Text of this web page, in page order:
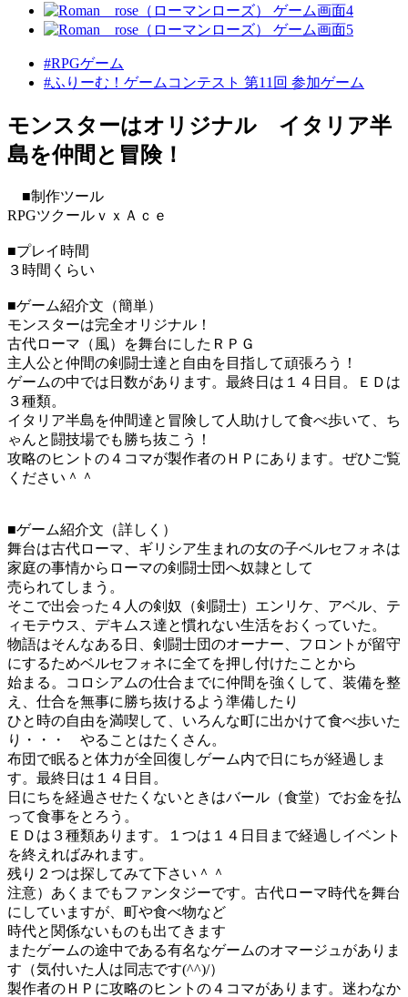
#RPGゲーム
#ふりーむ！ゲームコンテスト 第11回 参加ゲーム
モンスターはオリジナル イタリア半
島を仲間と冒険！
■制作ツール
RPGツクールｖｘＡｃｅ
■プレイ時間
３時間くらい
■ゲーム紹介文（簡単）
モンスターは完全オリジナル！
古代ローマ（風）を舞台にしたＲＰＧ
主人公と仲間の剣闘士達と自由を目指して頑張ろう！
ゲームの中では日数があります。最終日は１４日目。ＥＤは
３種類。
イタリア半島を仲間達と冒険して人助けして食べ歩いて、ち
ゃんと闘技場でも勝ち抜こう！
攻略のヒントの４コマが製作者のＨＰにあります。ぜひご覧
ください＾＾
■ゲーム紹介文（詳しく）
舞台は古代ローマ、ギリシア生まれの女の子ベルセフォネは
家庭の事情からローマの剣闘士団へ奴隷として
売られてしまう。
そこで出会った４人の剣奴（剣闘士）エンリケ、アベル、テ
ィモテウス、デキムス達と慣れない生活をおくっていた。
物語はそんなある日、剣闘士団のオーナー、フロントが留守
にするためベルセフォネに全てを押し付けたことから
始まる。コロシアムの仕合までに仲間を強くして、装備を整
え、仕合を無事に勝ち抜けるよう準備したり
ひと時の自由を満喫して、いろんな町に出かけて食べ歩いた
り・・・ やることはたくさん。
布団で眠ると体力が全回復しゲーム内で日にちが経過しま
す。最終日は１４日目。
日にちを経過させたくないときはバール（食堂）でお金を払
って食事をとろう。
ＥＤは３種類あります。１つは１４日目まで経過しイベント
を終えればみれます。
残り２つは探してみて下さい＾＾
注意）あくまでもファンタジーです。古代ローマ時代を舞台
にしていますが、町や食べ物など
時代と関係ないものも出てきます
またゲームの途中である有名なゲームのオマージュがありま
す（気付いた人は同志です(^^)/）
製作者のＨＰに攻略のヒントの４コマがあります。迷わなか